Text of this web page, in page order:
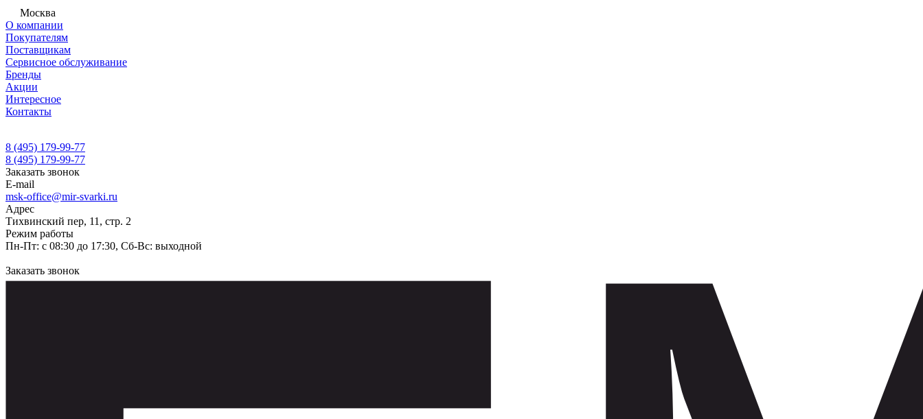
Москва
О компании
Покупателям
Поставщикам
Сервисное обслуживание
Бренды
Акции
Интересное
Контакты
8 (495) 179-99-77
8 (495) 179-99-77
Заказать звонок
E-mail
msk-office@mir-svarki.ru
Адрес
Тихвинский пер, 11, стр. 2
Режим работы
Пн-Пт: с 08:30 до 17:30, Сб-Вс: выходной
Заказать звонок